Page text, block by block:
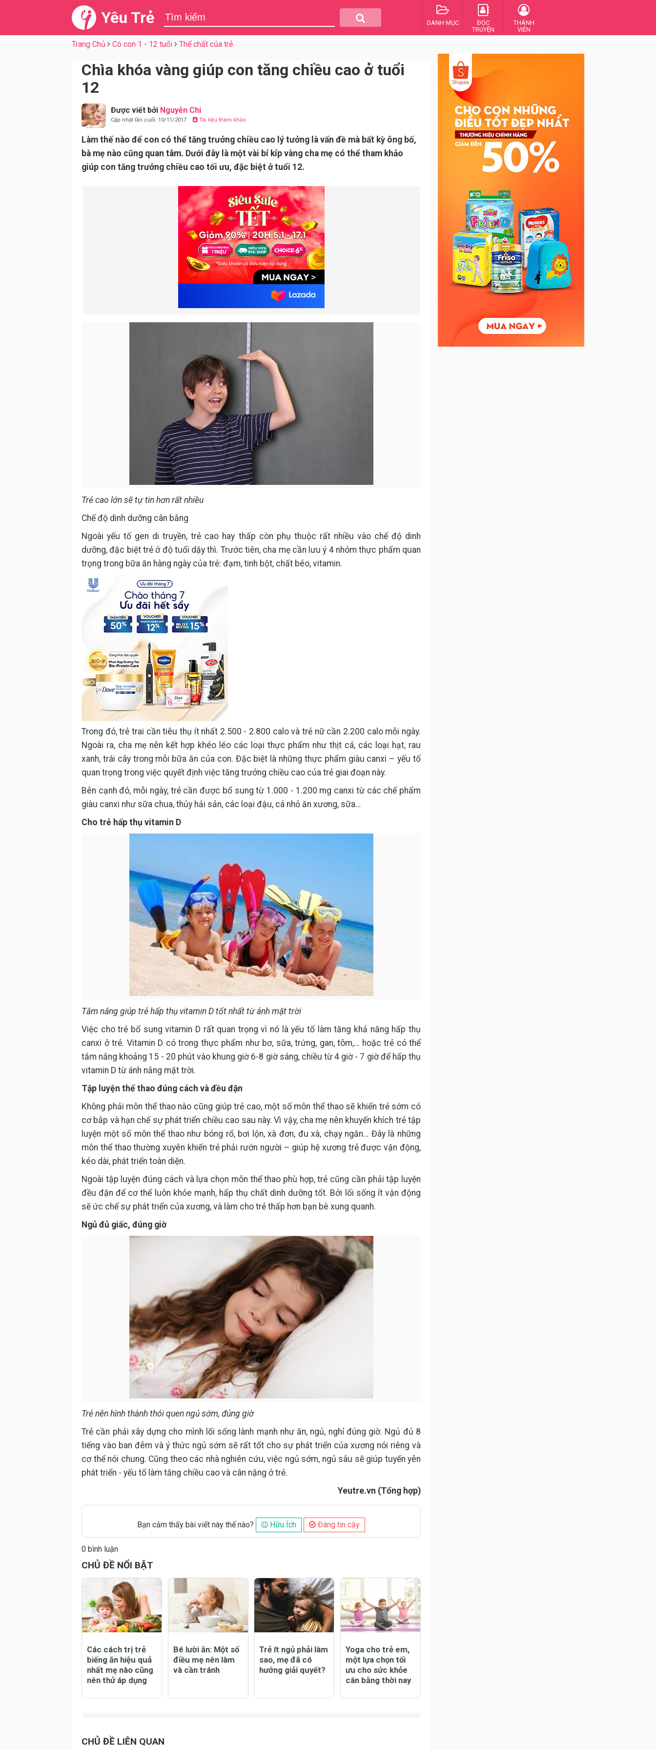
Yêu Trẻ DANH MỤC
ĐỌC
TRUYỆN
THÀNH
VIÊN
Trang Chủ Có con 1 - 12 tuổi Thể chất của trẻ
Chìa khóa vàng giúp con tăng chiều cao ở tuổi
12
Được viết bởi Nguyễn Chi
Cập nhật lần cuối: 10/11/2017 Tài liệu tham khảo
Làm thế nào để con có thể tăng trưởng chiều cao lý tưởng là vấn đề mà bất kỳ ông bố,
bà mẹ nào cũng quan tâm. Dưới đây là một vài bí kíp vàng cha mẹ có thể tham khảo
giúp con tăng trưởng chiều cao tối ưu, đặc biệt ở tuổi 12.
Trẻ cao lớn sẽ tự tin hơn rất nhiều
Chế độ dinh dưỡng cân bằng
Ngoài yếu tố gen di truyền, trẻ cao hay thấp còn phụ thuộc rất nhiều vào chế độ dinh
dưỡng, đặc biệt trẻ ở độ tuổi dậy thì. Trước tiên, cha mẹ cần lưu ý 4 nhóm thực phẩm quan
trọng trong bữa ăn hàng ngày của trẻ: đạm, tinh bột, chất béo, vitamin.
Trong đó, trẻ trai cần tiêu thụ ít nhất 2.500 - 2.800 calo và trẻ nữ cần 2.200 calo mỗi ngày.
Ngoài ra, cha mẹ nên kết hợp khéo léo các loại thực phẩm như thịt cá, các loại hạt, rau
xanh, trái cây trong mỗi bữa ăn của con. Đặc biệt là những thực phẩm giàu canxi – yếu tố
quan trọng trong việc quyết định việc tăng trưởng chiều cao của trẻ giai đoạn này.
Bên cạnh đó, mỗi ngày, trẻ cần được bổ sung từ 1.000 - 1.200 mg canxi từ các chế phẩm
giàu canxi như sữa chua, thủy hải sản, các loại đậu, cá nhỏ ăn xương, sữa…
Cho trẻ hấp thụ vitamin D
Tắm nắng giúp trẻ hấp thụ vitamin D tốt nhất từ ánh mặt trời
Việc cho trẻ bổ sung vitamin D rất quan trọng vì nó là yếu tố làm tăng khả năng hấp thụ
canxi ở trẻ. Vitamin D có trong thực phẩm như bơ, sữa, trứng, gan, tôm,… hoặc trẻ có thể
tắm nắng khoảng 15 - 20 phút vào khung giờ 6-8 giờ sáng, chiều từ 4 giờ - 7 giờ để hấp thụ
vitamin D từ ánh nắng mặt trời.
Tập luyện thể thao đúng cách và đều đặn
Không phải môn thể thao nào cũng giúp trẻ cao, một số môn thể thao sẽ khiến trẻ sớm có
cơ bắp và hạn chế sự phát triển chiều cao sau này. Vì vậy, cha mẹ nên khuyến khích trẻ tập
luyện một số môn thể thao như bóng rổ, bơi lộn, xà đơn, đu xà, chạy ngắn… Đây là những
môn thể thao thường xuyên khiến trẻ phải rướn người – giúp hệ xương trẻ được vận động,
kéo dài, phát triển toàn diện.
Ngoài tập luyện đúng cách và lựa chọn môn thể thao phù hợp, trẻ cũng cần phải tập luyện
đều đặn để cơ thể luôn khỏe mạnh, hấp thụ chất dinh dưỡng tốt. Bởi lối sống ít vận động
sẽ ức chế sự phát triển của xương, và làm cho trẻ thấp hơn bạn bè xung quanh.
Ngủ đủ giấc, đúng giờ
Trẻ nên hình thành thói quen ngủ sớm, đúng giờ
Trẻ cần phải xây dựng cho mình lối sống lành mạnh như ăn, ngủ, nghỉ đúng giờ. Ngủ đủ 8
tiếng vào ban đêm và ý thức ngủ sớm sẽ rất tốt cho sự phát triển của xương nói riêng và
cơ thể nói chung. Cũng theo các nhà nghiên cứu, việc ngủ sớm, ngủ sâu sẽ giúp tuyến yên
phát triển - yếu tố làm tăng chiều cao và cân nặng ở trẻ.
Yeutre.vn (Tổng hợp)
Bạn cảm thấy bài viết này thế nào? Hữu Ích Đáng tin cậy
0 bình luận
CHỦ ĐỀ NỔI BẬT
biếng ăn hiệu quả
điều mẹ nên làm
sao, mẹ đã có
một lựa chọn tối